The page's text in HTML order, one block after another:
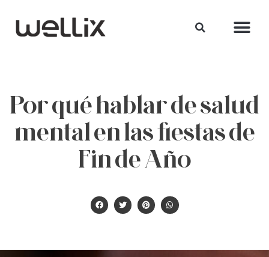
Por qué hablar de salud
mental en las fiestas de
Fin de Año